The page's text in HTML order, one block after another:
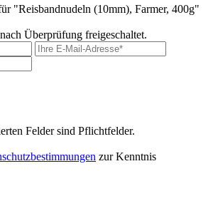
"Reisbandnudeln (10mm), Farmer, 400g"
Überprüfung freigeschaltet.
Felder sind Pflichtfelder.
zur Kenntnis